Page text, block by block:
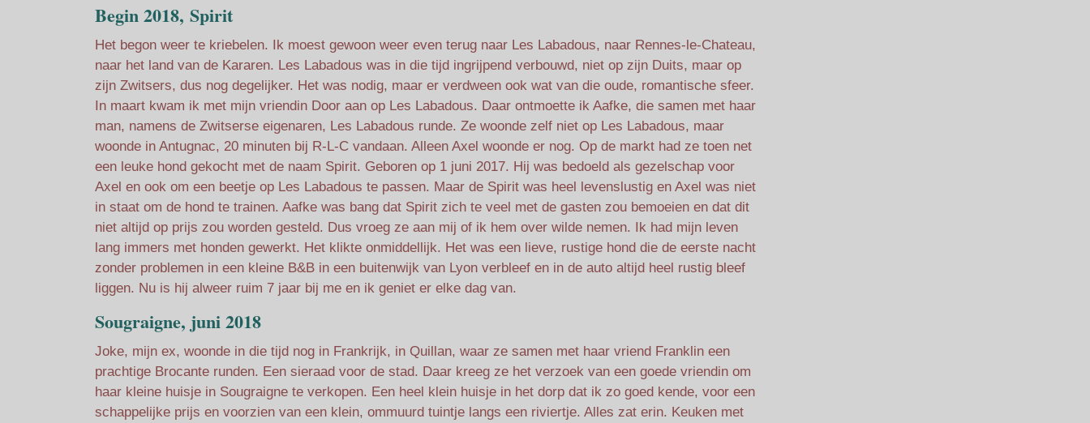
Begin 2018, Spirit
Het begon weer te kriebelen. Ik moest gewoon weer even terug naar Les Labadous, naar Rennes-le-Chateau,
naar het land van de Kararen. Les Labadous was in die tijd ingrijpend verbouwd, niet op zijn Duits, maar op
zijn Zwitsers, dus nog degelijker. Het was nodig, maar er verdween ook wat van die oude, romantische sfeer.
In maart kwam ik met mijn vriendin Door aan op Les Labadous. Daar ontmoette ik Aafke, die samen met haar
man, namens de Zwitserse eigenaren, Les Labadous runde. Ze woonde zelf niet op Les Labadous, maar
woonde in Antugnac, 20 minuten bij R-L-C vandaan. Alleen Axel woonde er nog. Op de markt had ze toen net
een leuke hond gekocht met de naam Spirit. Geboren op 1 juni 2017. Hij was bedoeld als gezelschap voor
Axel en ook om een beetje op Les Labadous te passen. Maar de Spirit was heel levenslustig en Axel was niet
in staat om de hond te trainen. Aafke was bang dat Spirit zich te veel met de gasten zou bemoeien en dat dit
niet altijd op prijs zou worden gesteld. Dus vroeg ze aan mij of ik hem over wilde nemen. Ik had mijn leven
lang immers met honden gewerkt. Het klikte onmiddellijk. Het was een lieve, rustige hond die de eerste nacht
zonder problemen in een kleine B&B in een buitenwijk van Lyon verbleef en in de auto altijd heel rustig bleef
liggen. Nu is hij alweer ruim 7 jaar bij me en ik geniet er elke dag van.
Sougraigne, juni 2018
Joke, mijn ex, woonde in die tijd nog in Frankrijk, in Quillan, waar ze samen met haar vriend Franklin een
prachtige Brocante runden. Een sieraad voor de stad. Daar kreeg ze het verzoek van een goede vriendin om
haar kleine huisje in Sougraigne te verkopen. Een heel klein huisje in het dorp dat ik zo goed kende, voor een
schappelijke prijs en voorzien van een klein, ommuurd tuintje langs een riviertje. Alles zat erin. Keuken met